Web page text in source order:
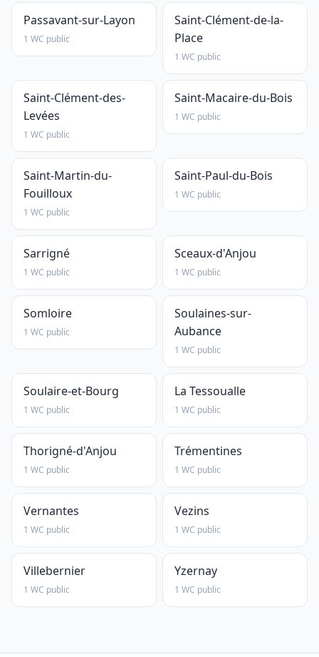
Passavant-sur-Layon
1 WC public
Saint-Clément-de-la-
Place
1 WC public
Saint-Clément-des-
Levées
1 WC public
Saint-Macaire-du-Bois
1 WC public
Saint-Martin-du-
Fouilloux
1 WC public
Saint-Paul-du-Bois
1 WC public
Sarrigné
1 WC public
Sceaux-d'Anjou
1 WC public
Somloire
1 WC public
Soulaines-sur-
Aubance
1 WC public
Soulaire-et-Bourg
1 WC public
La Tessoualle
1 WC public
Thorigné-d'Anjou
1 WC public
Trémentines
1 WC public
Vernantes
1 WC public
Vezins
1 WC public
Villebernier
1 WC public
Yzernay
1 WC public